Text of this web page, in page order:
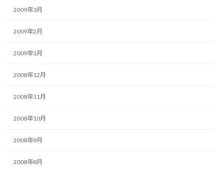
2009年3月
2009年2月
2009年1月
2008年12月
2008年11月
2008年10月
2008年9月
2008年8月